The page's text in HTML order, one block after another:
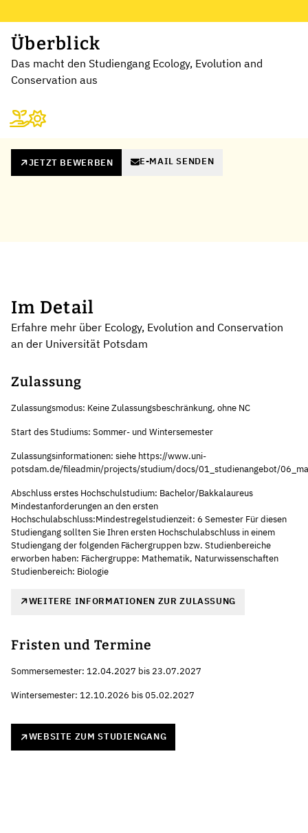
Überblick
Das macht den Studiengang Ecology, Evolution and
Conservation aus
JETZT BEWERBEN E-MAIL SENDEN
Im Detail
Erfahre mehr über Ecology, Evolution and Conservation
an der Universität Potsdam
Zulassung
Zulassungsmodus: Keine Zulassungsbeschränkung, ohne NC
Start des Studiums: Sommer- und Wintersemester
Zulassungsinformationen: siehe https://www.uni-
potsdam.de/fileadmin/projects/studium/docs/01_studienangebot/
Abschluss erstes Hochschulstudium: Bachelor/Bakkalaureus
Mindestanforderungen an den ersten
Hochschulabschluss:Mindestregelstudienzeit: 6 Semester Für diesen
Studiengang sollten Sie Ihren ersten Hochschulabschluss in einem
Studiengang der folgenden Fächergruppen bzw. Studienbereiche
erworben haben: Fächergruppe: Mathematik, Naturwissenschaften
Studienbereich: Biologie
WEITERE INFORMATIONEN ZUR ZULASSUNG
Fristen und Termine
Sommersemester: 12.04.2027 bis 23.07.2027
Wintersemester: 12.10.2026 bis 05.02.2027
WEBSITE ZUM STUDIENGANG